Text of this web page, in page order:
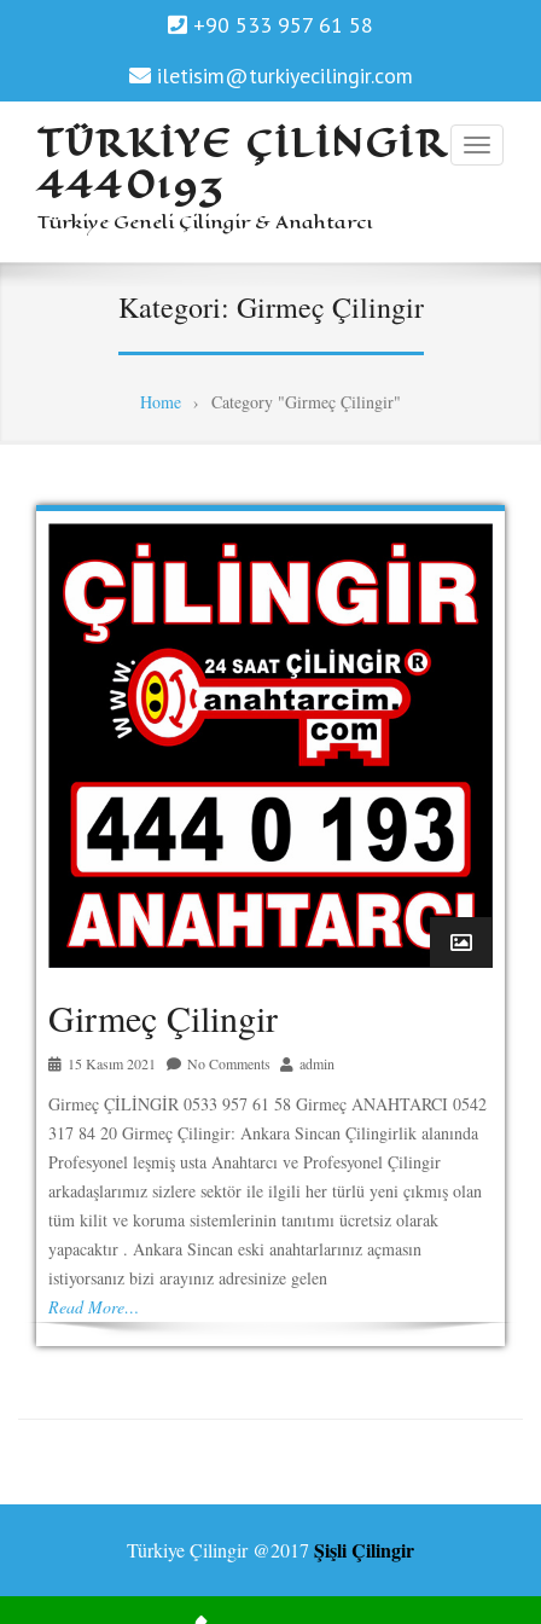
+90 533 957 61 58
iletisim@turkiyecilingir.com
TÜRKIYE ÇILINGIR
4440193
Türkiye Geneli Çilingir & Anahtarcı
Kategori: Girmeç Çilingir
Home › Category "Girmeç Çilingir"
Girmeç Çilingir
15 Kasım 2021 No Comments admin
Girmeç ÇİLİNGİR 0533 957 61 58 Girmeç ANAHTARCI 0542
317 84 20 Girmeç Çilingir: Ankara Sincan Çilingirlik alanında
Profesyonel leşmiş usta Anahtarcı ve Profesyonel Çilingir
arkadaşlarımız sizlere sektör ile ilgili her türlü yeni çıkmış olan
tüm kilit ve koruma sistemlerinin tanıtımı ücretsiz olarak
yapacaktır . Ankara Sincan eski anahtarlarınız açmasın
istiyorsanız bizi arayınız adresinize gelen
Read More…
Türkiye Çilingir @2017 Şişli Çilingir